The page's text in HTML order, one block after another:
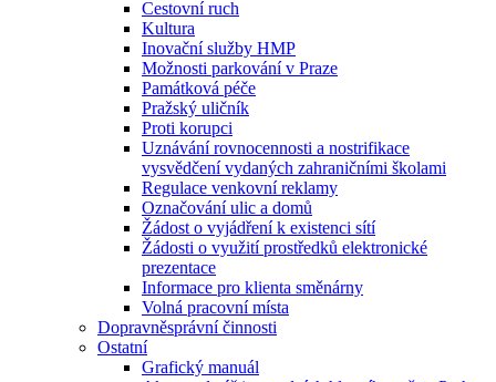
Cestovní ruch
Kultura
Inovační služby HMP
Možnosti parkování v Praze
Památková péče
Pražský uličník
Proti korupci
Uznávání rovnocennosti a nostrifikace
vysvědčení vydaných zahraničními školami
Regulace venkovní reklamy
Označování ulic a domů
Žádost o vyjádření k existenci sítí
Žádosti o využití prostředků elektronické
prezentace
Informace pro klienta směnárny
Volná pracovní místa
Dopravněsprávní činnosti
Ostatní
Grafický manuál